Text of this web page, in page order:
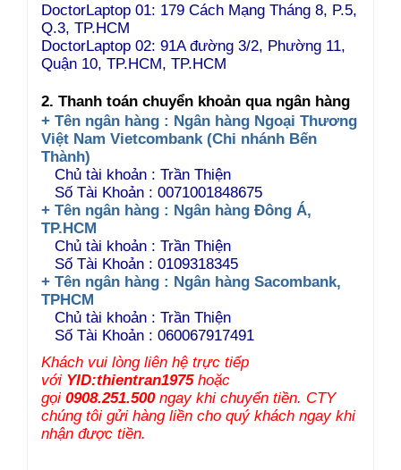
DoctorLaptop 01: 179 Cách Mạng Tháng 8, P.5,
Q.3, TP.HCM
DoctorLaptop 02: 91A đường 3/2, Phường 11,
Quận 10, TP.HCM, TP.HCM
2. Thanh toán chuyển khoản qua ngân hàng
+ Tên ngân hàng : Ngân hàng Ngoại Thương
Việt Nam Vietcombank (Chi nhánh Bến
Thành)
Chủ tài khoản : Trần Thiện
Số Tài Khoản : 0071001848675
+ Tên ngân hàng : Ngân hàng Đông Á,
TP.HCM
Chủ tài khoản : Trần Thiện
Số Tài Khoản : 0109318345
+ Tên ngân hàng : Ngân hàng Sacombank,
TPHCM
Chủ tài khoản : Trần Thiện
Số Tài Khoản : 060067917491
Khách vui lòng liên hệ trực tiếp
với YID:thientran1975hoặc
gọi 0908.251.500ngay khi chuyển tiền. CTY
chúng tôi gửi hàng liền cho quý khách ngay khi
nhận được tiền.